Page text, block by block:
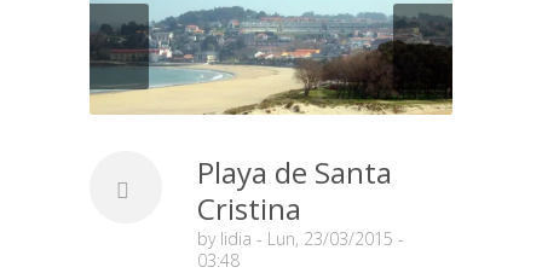
Playa de Santa
Cristina
by lidia - Lun, 23/03/2015 -
03:48